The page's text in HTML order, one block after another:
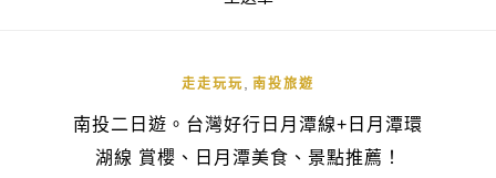
走走玩玩 南投旅遊
南投二日遊。台灣好行日月潭線+日月潭環
湖線 賞櫻、日月潭美食、景點推薦！